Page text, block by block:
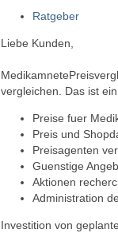
Ratgeber
Liebe Kunden,
vergleichen. Das ist
Preise fuer
Preis und
Preisagenten
Guenstige
Aktionen
Administration
Investition von